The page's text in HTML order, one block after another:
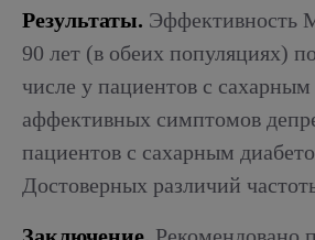
Результаты. Эффективность
90 лет (в обеих популяциях)
числе у пациентов с
аффективных симптомов
пациентов с сахарным
Достоверных различий